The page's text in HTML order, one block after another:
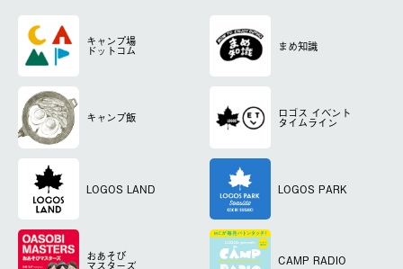
キャンプ場
ドットコム まめ知識
キャンプ飯 ロゴス イベント
タイムライン
LOGOS LAND LOGOS PARK
おあそび
マスターズ CAMP RADIO